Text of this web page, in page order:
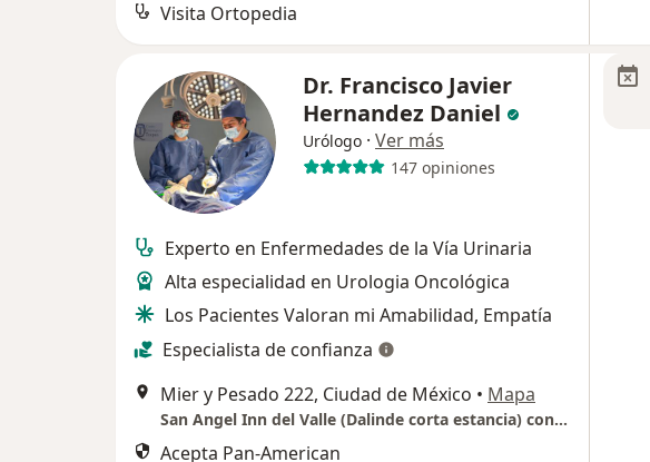
Visita Ortopedia
Dr. Francisco Javier
Hernandez Daniel
Urólogo · Ver más
147 opiniones
Experto en Enfermedades de la Vía Urinaria
Alta especialidad en Urologia Oncológica
Los Pacientes Valoran mi Amabilidad, Empatía
Especialista de confianza
Mier y Pesado 222, Ciudad de México • Mapa
San Angel Inn del Valle (Dalinde corta estancia) consultorio 307
Acepta Pan-American